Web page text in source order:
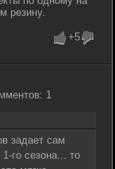
резину.
+5
1
задает сам
го сезона... то